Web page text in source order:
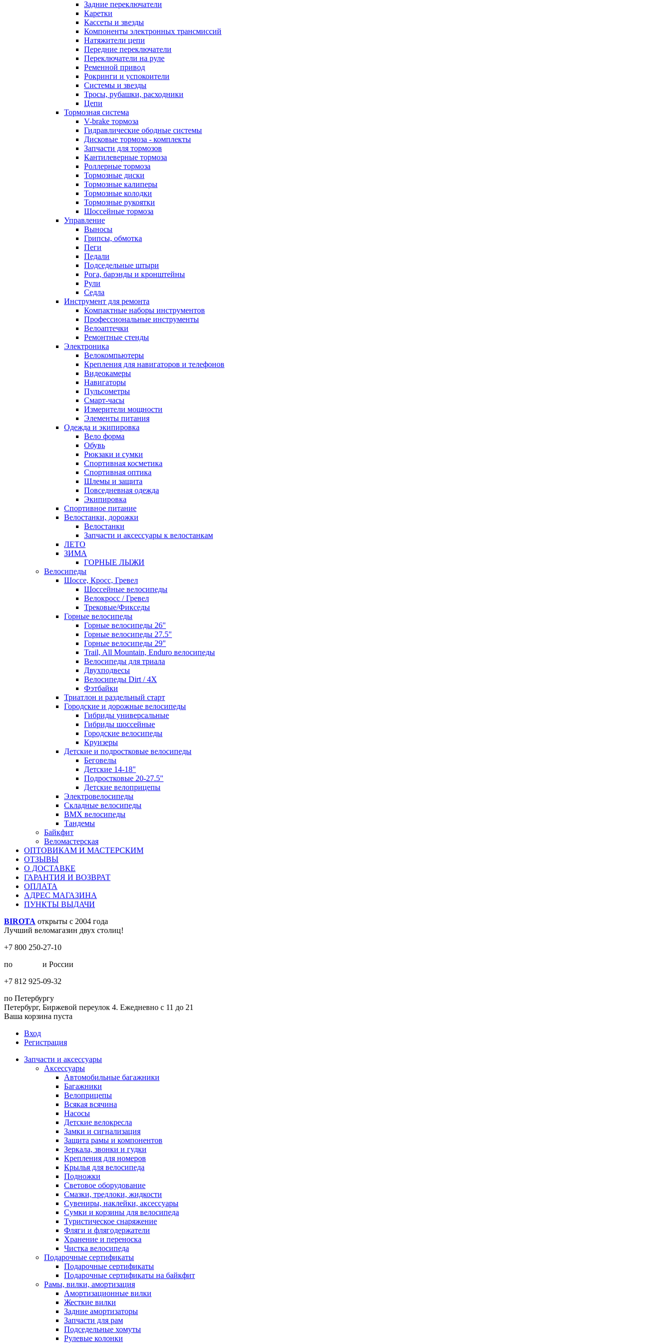
Задние переключатели
Каретки
Кассеты и звезды
Компоненты электронных трансмиссий
Натяжители цепи
Передние переключатели
Переключатели на руле
Ременной привод
Рокринги и успокоители
Системы и звезды
Тросы, рубашки, расходники
Цепи
Тормозная система
V-brake тормоза
Гидравлические ободные системы
Дисковые тормоза - комплекты
Запчасти для тормозов
Кантилеверные тормоза
Роллерные тормоза
Тормозные диски
Тормозные калиперы
Тормозные колодки
Тормозные рукоятки
Шоссейные тормоза
Управление
Выносы
Грипсы, обмотка
Пеги
Педали
Подседельные штыри
Рога, барэнды и кронштейны
Рули
Седла
Инструмент для ремонта
Компактные наборы инструментов
Профессиональные инструменты
Велоаптечки
Ремонтные стенды
Электроника
Велокомпьютеры
Крепления для навигаторов и телефонов
Видеокамеры
Навигаторы
Пульсометры
Смарт-часы
Измерители мощности
Элементы питания
Одежда и экипировка
Вело форма
Обувь
Рюкзаки и сумки
Спортивная косметика
Спортивная оптика
Шлемы и защита
Повседневная одежда
Экипировка
Спортивное питание
Велостанки, дорожки
Велостанки
Запчасти и аксессуары к велостанкам
ЛЕТО
ЗИМА
ГОРНЫЕ ЛЫЖИ
Велосипеды
Шоссе, Кросс, Гревел
Шоссейные велосипеды
Велокросс / Гревел
Трековые/Фикседы
Горные велосипеды
Горные велосипеды 26"
Горные велосипеды 27.5"
Горные велосипеды 29"
Trail, All Mountain, Enduro велосипеды
Велосипеды для триала
Двухподвесы
Велосипеды Dirt / 4X
Фэтбайки
Триатлон и раздельный старт
Городские и дорожные велосипеды
Гибриды универсальные
Гибриды шоссейные
Городские велосипеды
Круизеры
Детские и подростковые велосипеды
Беговелы
Детские 14-18"
Подростковые 20-27.5"
Детские велоприцепы
Электровелосипеды
Складные велосипеды
BMX велосипеды
Тандемы
Байкфит
Веломастерская
ОПТОВИКАМ И МАСТЕРСКИМ
ОТЗЫВЫ
О ДОСТАВКЕ
ГАРАНТИЯ И ВОЗВРАТ
ОПЛАТА
АДРЕС МАГАЗИНА
ПУНКТЫ ВЫДАЧИ
BIROTA открыты с 2004 года
Лучший веломагазин двух столиц!
+7 800 250-27-10
по
и России
+7 812 925-09-32
по Петербургу
Петербург, Биржевой переулок 4. Ежедневно с 11 до 21
Ваша корзина пуста
Вход
Регистрация
Запчасти и аксессуары
Аксессуары
Автомобильные багажники
Багажники
Велоприцепы
Всякая всячина
Насосы
Детские велокресла
Замки и сигнализация
Защита рамы и компонентов
Зеркала, звонки и гудки
Крепления для номеров
Крылья для велосипеда
Подножки
Световое оборудование
Смазки, тредлоки, жидкости
Сувениры, наклейки, аксессуары
Сумки и корзины для велосипеда
Туристическое снаряжение
Фляги и флягодержатели
Хранение и переноска
Чистка велосипеда
Подарочные сертификаты
Подарочные сертификаты
Подарочные сертификаты на байкфит
Рамы, вилки, амортизация
Амортизационные вилки
Жесткие вилки
Задние амортизаторы
Запчасти для рам
Подседельные хомуты
Рулевые колонки